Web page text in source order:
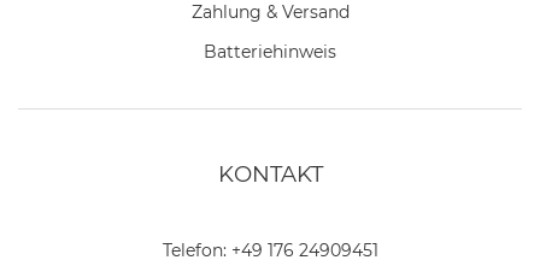
Zahlung & Versand
Batteriehinweis
KONTAKT
Telefon: +49 176 24909451